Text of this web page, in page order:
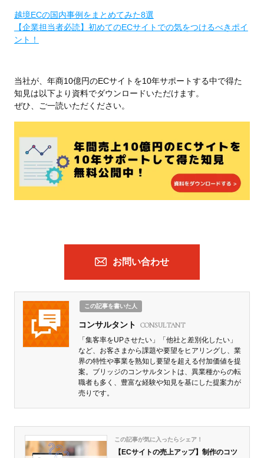
越境ECの国内事例をまとめてみた8選
【企業担当者必読】初めてのECサイトでの気をつけるべきポイ
ント！
当社が、年商10億円のECサイトを10年サポートする中で得た
知見は以下より資料でダウンロードいただけます。
ぜひ、ご一読いただください。
お問い合わせ
この記事を書いた人
コンサルタント
CONSULTANT
「集客率をUPさせたい」「他社と差別化したい」
など、お客さまから課題や要望をヒアリングし、業
界の特性や事業を熟知し要望を超える付加価値を提
案。ブリッジのコンサルタントは、異業種からの転
職者も多く、豊富な経験や知見を基にした提案力が
売りです。
この記事が気に入ったらシェア！
【ECサイトの売上アップ】制作のコツ